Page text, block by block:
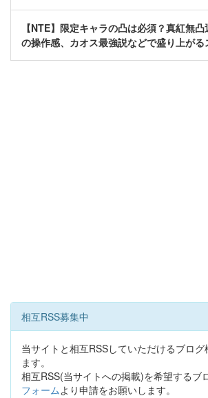
【NTE】限定キャラの凸は必須？真紅無
の操作感、カオス最強説などで盛り上がる
相互RSS募集中
当サイトと相互RSSしていただけるブログ
ます。
相互RSS(当サイトへの掲載)を希望するブ
フォームより申請をお願いします。